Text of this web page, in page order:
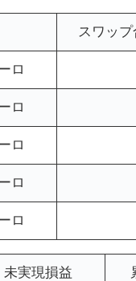
スワップ
ロ
ロ
ロ
ロ
ロ
未実現損益